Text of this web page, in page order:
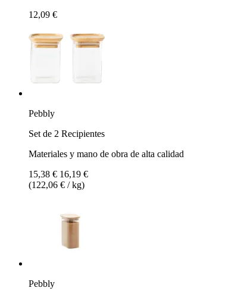
12,09 €
Pebbly
Set de 2 Recipientes
Materiales y mano de obra de alta calidad
15,38 € 16,19 €
(122,06 € / kg)
Pebbly